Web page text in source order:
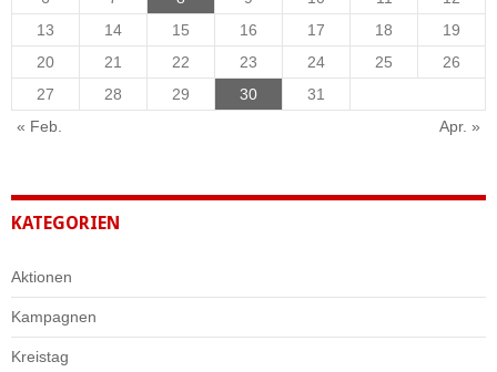
13
14 15 16 17 18
19
20
21 22 23 24 25
26
27
28 29 30
31
« Feb.
Apr. »
KATEGORIEN
Aktionen
Kampagnen
Kreistag